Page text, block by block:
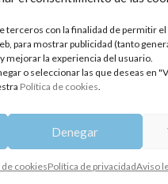
terceros con la finalidad de permitir el
para mostrar publicidad (tanto
mejorar la experiencia del usuario.
o seleccionar las que deseas en
Política de cookies.
Denegar
cookiesPolítica de privacidadAviso
Condiciones
Cambios y
Formas de pago
Formas de envío